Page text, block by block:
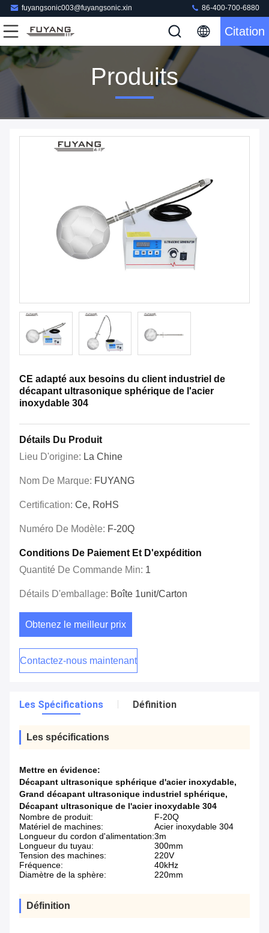
fuyangsonic003@fuyangsonic.xin 86-400-700-6880
Citation
Produits
CE adapté aux besoins du client industriel de
décapant ultrasonique sphérique de l'acier
inoxydable 304
Détails Du Produit
Lieu D'origine: La Chine
Nom De Marque: FUYANG
Certification: Ce, RoHS
Numéro De Modèle: F-20Q
Conditions De Paiement Et D'expédition
Quantité De Commande Min: 1
Détails D'emballage: Boîte 1unit/carton
Obtenez le meilleur prix
Contactez-nous maintenant
Les Spécifications Définition
Les spécifications
Mettre en évidence:
Décapant ultrasonique sphérique d'acier inoxydable,
Grand décapant ultrasonique industriel sphérique,
Décapant ultrasonique de l'acier inoxydable 304
Nombre de produit:
F-20Q
Matériel de machines:
Acier inoxydable 304
Longueur du cordon d'alimentation:3m
Longueur du tuyau:
300mm
Tension des machines:
220V
Fréquence:
40kHz
Diamètre de la sphère:
220mm
Définition